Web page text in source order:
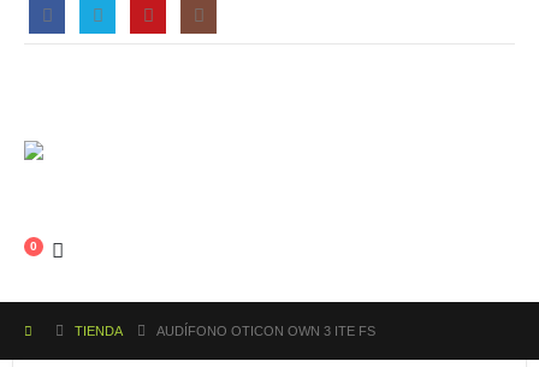
0
TIENDA AUDÍFONO OTICON OWN 3 ITE FS